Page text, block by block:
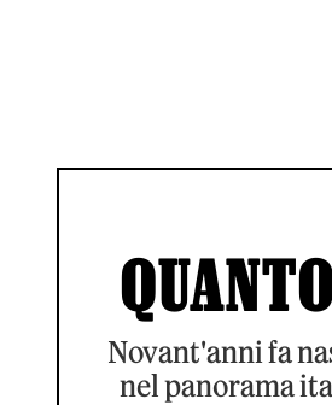
Novant'anni fa
nel panorama